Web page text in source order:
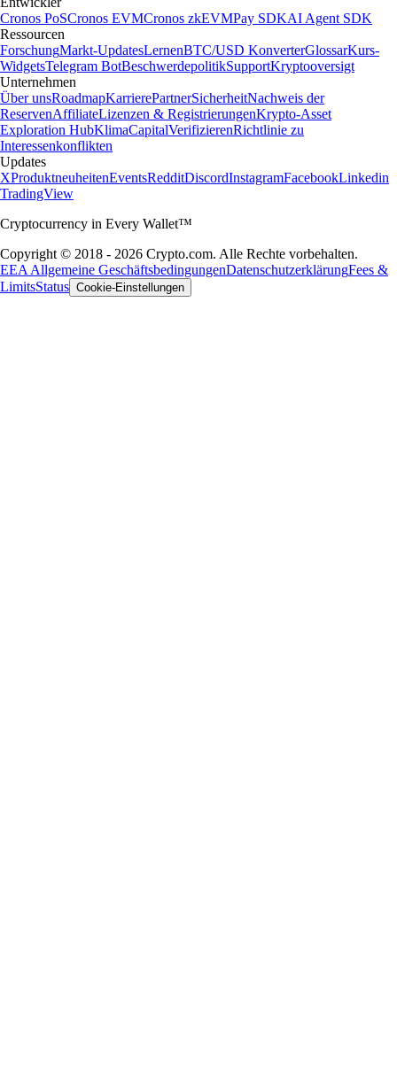
Cronos PoSCronos EVMCronos zkEVMPay SDKAI Agent SDK
Ressourcen
ForschungMarkt-UpdatesLernenBTC/USD KonverterGlossarKurs-
WidgetsTelegram BotBeschwerdepolitikSupportKryptooversigt
Unternehmen
Über unsRoadmapKarrierePartnerSicherheitNachweis der
ReservenAffiliateLizenzen & RegistrierungenKrypto-Asset
Exploration HubKlimaCapitalVerifizierenRichtlinie zu
Interessenkonflikten
Updates
XProduktneuheitenEventsRedditDiscordInstagramFacebookLinkedin
TradingView
Cryptocurrency in Every Wallet™
Copyright © 2018 - 2026 Crypto.com. Alle Rechte vorbehalten.
EEA Allgemeine GeschäftsbedingungenDatenschutzerklärungFees &
LimitsStatus Cookie-Einstellungen